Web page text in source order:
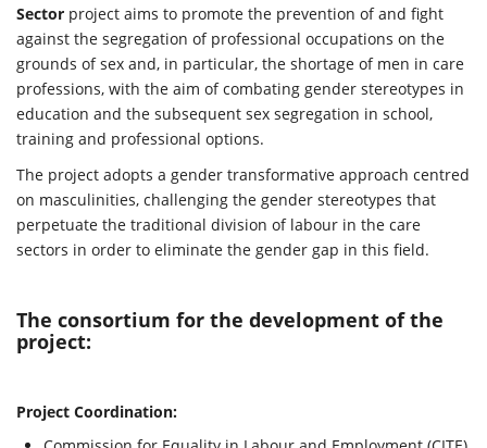
Sector project aims to promote the prevention of and fight
against the segregation of professional occupations on the
grounds of sex and, in particular, the shortage of men in care
professions, with the aim of combating gender stereotypes in
education and the subsequent sex segregation in school,
training and professional options.
The project adopts a gender transformative approach centred
on masculinities, challenging the gender stereotypes that
perpetuate the traditional division of labour in the care
sectors in order to eliminate the gender gap in this field.
The consortium for the development of the
project:
Project Coordination: